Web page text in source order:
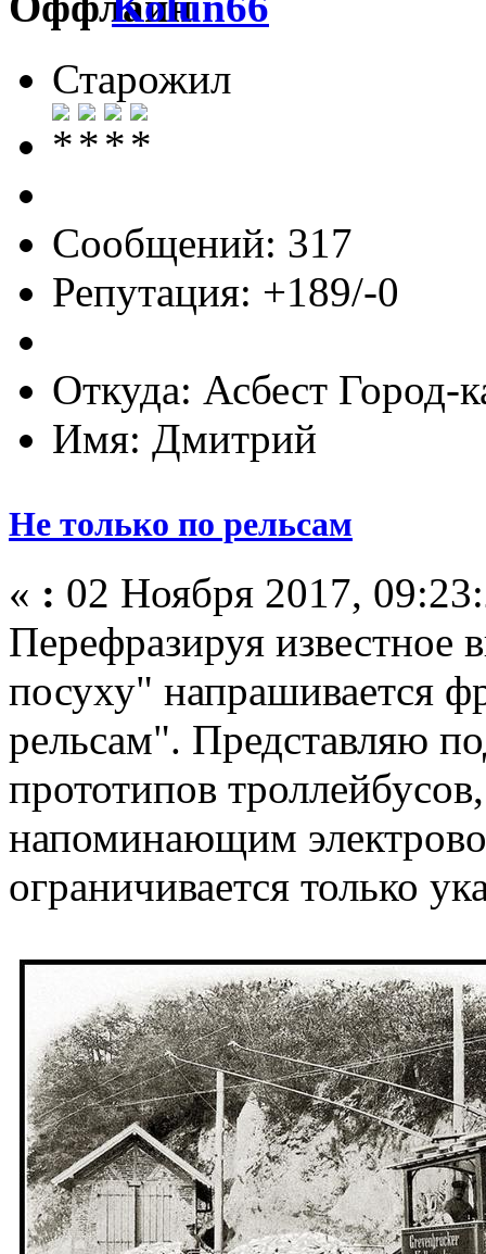
Старожил
Сообщений: 317
Репутация: +189/-0
Откуда: Асбест Город-
Имя: Дмитрий
Не только по рельсам
« : 02 Ноября 2017,
Перефразируя
посуху" напрашивается
рельсам". Представляю
прототипов
напоминающим
ограничивается только